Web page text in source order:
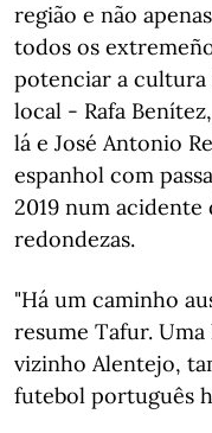
região e não
todos os
potenciar a
local - Rafa
lá e José Antonio
espanhol com
2019 num acidente
redondezas.
"Há um caminho
resume Tafur.
vizinho Alentejo,
futebol português